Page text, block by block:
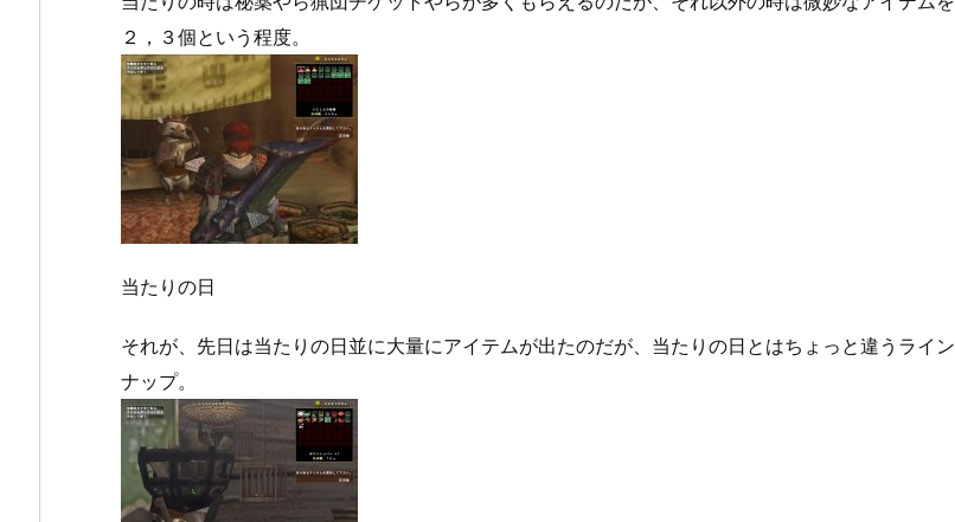
２，３個という程度。
当たりの日
それが、先日は当たりの日並に大量にアイテムが出たのだが、当たりの日とはちょっと違うライン
ナップ。